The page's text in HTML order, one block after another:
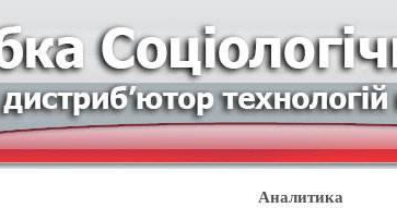
Аналитика